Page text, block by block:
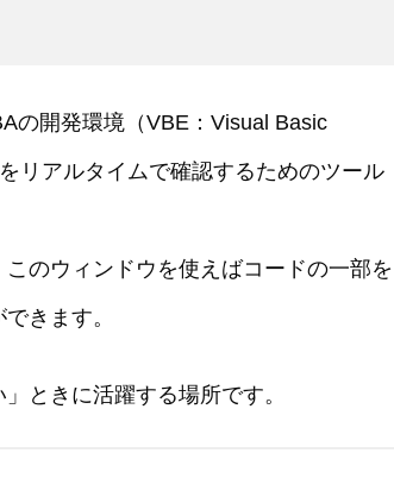
の開発環境（VBE：Visual Basic
リアルタイムで確認するためのツール
のウィンドウを使えばコードの一部を
きます。
ときに活躍する場所です。